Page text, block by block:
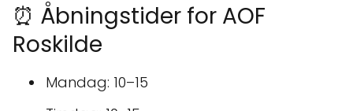
⏰ Åbningstider for AOF
Roskilde
Mandag: 10–15